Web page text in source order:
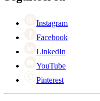
Singles Day
Instagram
Facebook
LinkedIn
YouTube
Pinterest